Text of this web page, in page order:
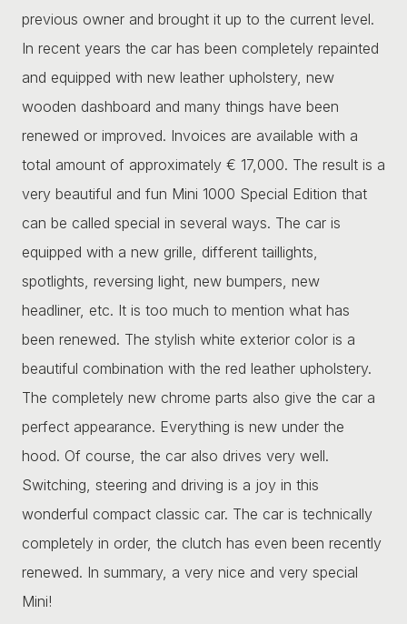
previous owner and brought it up to the current level.
In recent years the car has been completely repainted
and equipped with new leather upholstery, new
wooden dashboard and many things have been
renewed or improved. Invoices are available with a
total amount of approximately € 17,000. The result is a
very beautiful and fun Mini 1000 Special Edition that
can be called special in several ways. The car is
equipped with a new grille, different taillights,
spotlights, reversing light, new bumpers, new
headliner, etc. It is too much to mention what has
been renewed. The stylish white exterior color is a
beautiful combination with the red leather upholstery.
The completely new chrome parts also give the car a
perfect appearance. Everything is new under the
hood. Of course, the car also drives very well.
Switching, steering and driving is a joy in this
wonderful compact classic car. The car is technically
completely in order, the clutch has even been recently
renewed. In summary, a very nice and very special
Mini!